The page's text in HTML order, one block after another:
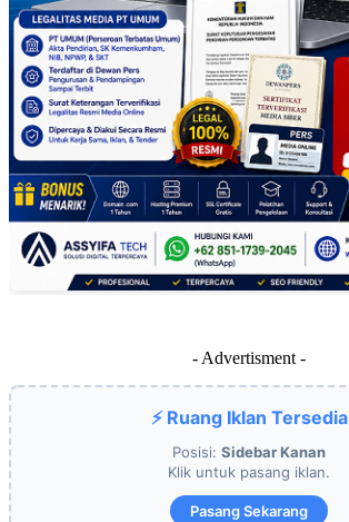
- Advertisment -
⚡ Ruang Iklan Tersedia
Posisi: Sidebar Kanan
Klik untuk pasang iklan.
Pasang Sekarang